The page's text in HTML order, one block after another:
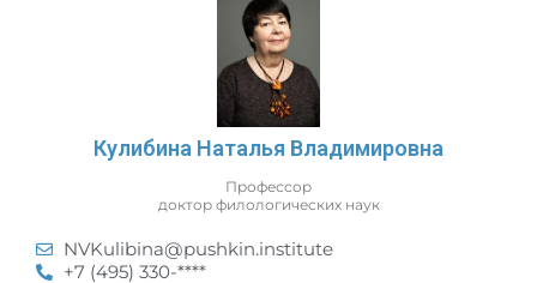
Кулибина Наталья Владимировна
Профессор
доктор филологических наук
NVKulibina@pushkin.institute
+7 (495) 330-****